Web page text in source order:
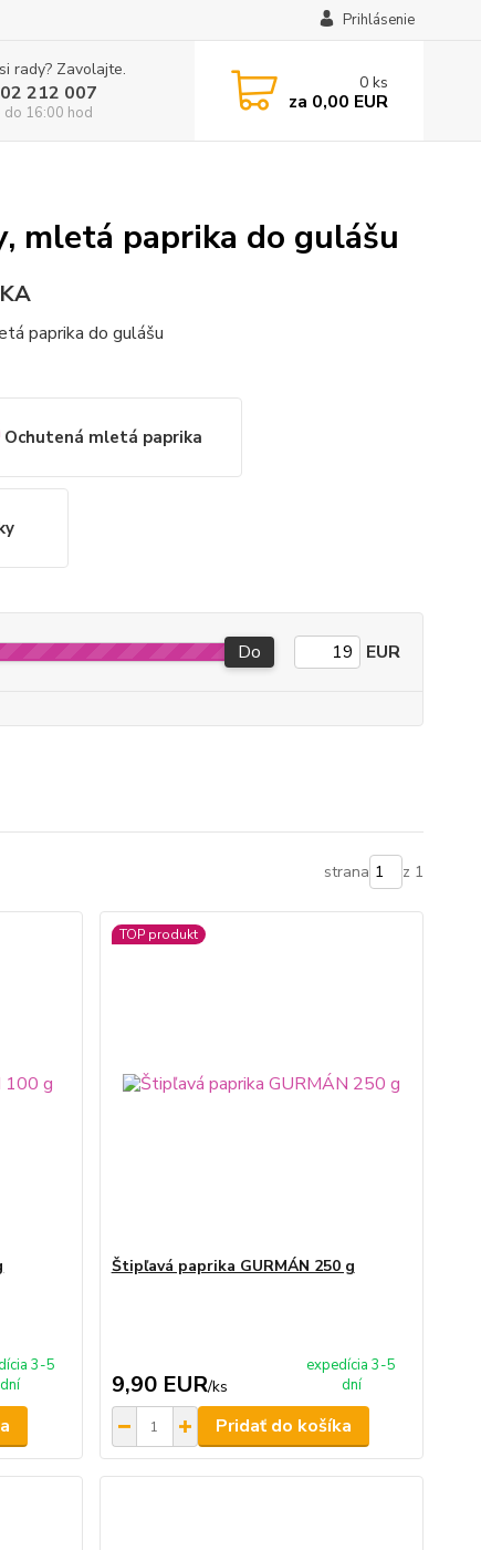
Prihlásenie
rady? Zavolajte.
212 007
do 16:00 hod
0 ks
za 0,00 EUR
mletá paprika do gulášu
paprika do gulášu
Ochutená mletá paprika
Do EUR
strana z 1
3-5
dní
TOP produkt
Štipľavá paprika GURMÁN 250 g
9,90 EUR/ks
expedícia 3-5
dní
Pridať do košíka